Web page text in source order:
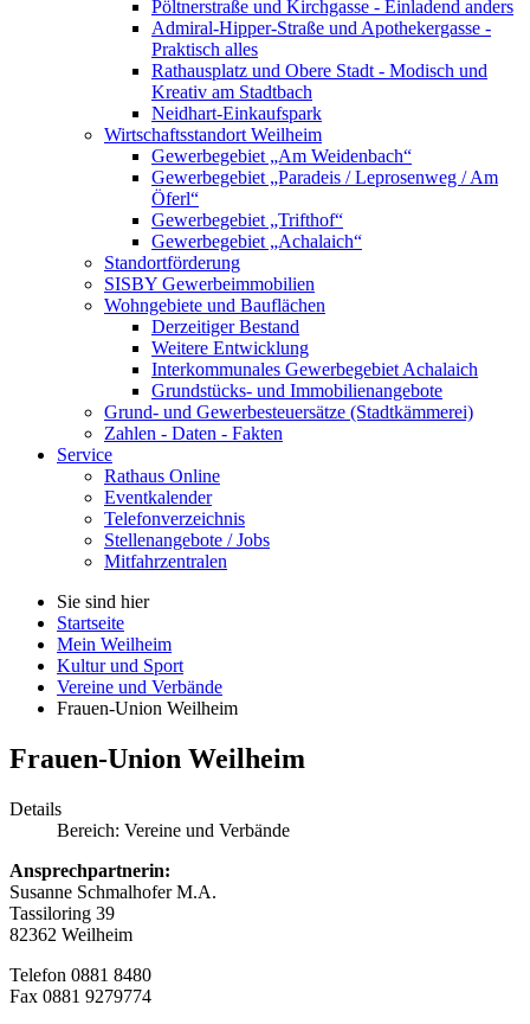
Pöltnerstraße und Kirchgasse - Einladend anders
Admiral-Hipper-Straße und Apothekergasse -
Praktisch alles
Rathausplatz und Obere Stadt - Modisch und
Kreativ am Stadtbach
Neidhart-Einkaufspark
Wirtschaftsstandort Weilheim
Gewerbegebiet „Am Weidenbach“
Gewerbegebiet „Paradeis / Leprosenweg / Am
Öferl“
Gewerbegebiet „Trifthof“
Gewerbegebiet „Achalaich“
Standortförderung
SISBY Gewerbeimmobilien
Wohngebiete und Bauflächen
Derzeitiger Bestand
Weitere Entwicklung
Interkommunales Gewerbegebiet Achalaich
Grundstücks- und Immobilienangebote
Grund- und Gewerbesteuersätze (Stadtkämmerei)
Zahlen - Daten - Fakten
Service
Rathaus Online
Eventkalender
Telefonverzeichnis
Stellenangebote / Jobs
Mitfahrzentralen
Sie sind hier
Startseite
Mein Weilheim
Kultur und Sport
Vereine und Verbände
Frauen-Union Weilheim
Frauen-Union Weilheim
Details
Bereich: Vereine und Verbände
Ansprechpartnerin:
Susanne Schmalhofer M.A.
Tassiloring 39
82362 Weilheim
Telefon 0881 8480
Fax 0881 9279774